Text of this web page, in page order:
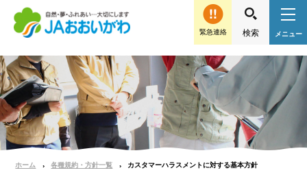
緊急連絡
ホーム 各種規約・方針一覧 カスタマーハラスメントに対する基本方針